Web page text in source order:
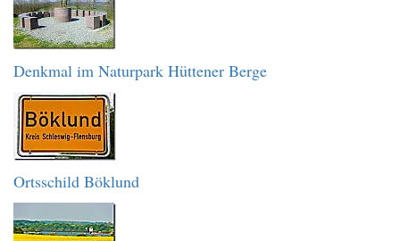
Denkmal im Naturpark Hüttener Berge
Ortsschild Böklund